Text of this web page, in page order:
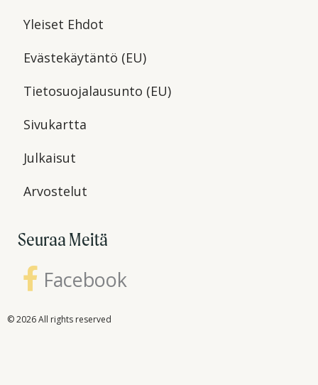
Yleiset Ehdot
Evästekäytäntö (EU)
Tietosuojalausunto (EU)
Sivukartta
Julkaisut
Arvostelut
Seuraa Meitä
Facebook
© 2026 All rights reserved